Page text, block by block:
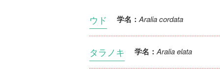
ウド 学名： Aralia cordata
タラノキ 学名： Aralia elata